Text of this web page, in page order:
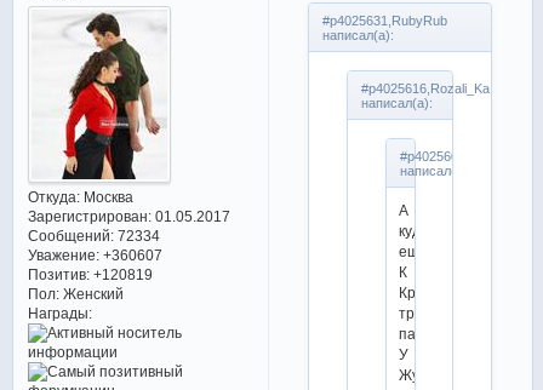
Откуда:Москва
Зарегистрирован: 01.05.2017
Сообщений:72334
Уважение: +360607
Позитив: +120819
Пол:Женский
Награды:
#p4025631,RubyRub
написал(а):
#p4025616,Rozali_Ka
написал(а):
#p4025607,RubyRub
написал(а):
А
куда
еще)
К
Крыловой
третьей
парой?
У
Жулина